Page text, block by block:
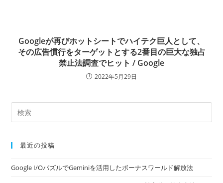
Googleが再びホットシートでハイテク巨人として、
その広告慣行をターゲットとする2番目の巨大な独占
禁止法調査でヒット / Google
2022年5月29日
最近の投稿
Google I/OパズルでGeminiを活用したボーナスワールド解放法